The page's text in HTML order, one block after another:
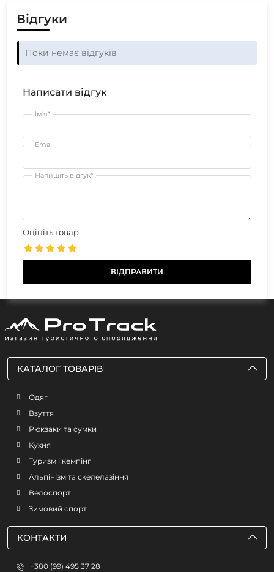
Відгуки
Поки немає відгуків
Написати відгук
Ім'я*
Email
Напишіть відгук*
Оцініть товар
КАТАЛОГ ТОВАРІВ
Одяг
Взуття
Рюкзаки та сумки
Кухня
Туризм і кемпінг
Альпінізм та скелелазіння
Велоспорт
Зимовий спорт
КОНТАКТИ
+380 (99) 495 37 28